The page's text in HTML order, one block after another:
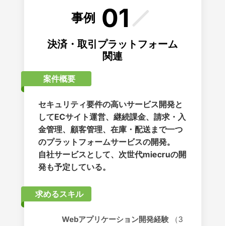
事例 01
決済・取引プラットフォーム
関連
案件概要
セキュリティ要件の高いサービス開発と
してECサイト運営、継続課金、請求・入
金管理、顧客管理、在庫・配送まで一つ
のプラットフォームサービスの開発。
自社サービスとして、次世代miecruの開
発も予定している。
求めるスキル
Webアプリケーション開発経験
（3